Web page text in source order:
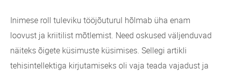
Inimese roll tuleviku tööjõuturul hõlmab üha enam
loovust ja kriitilist mõtlemist. Need oskused väljenduvad
näiteks õigete küsimuste küsimises. Sellegi artikli
tehisintellektiga kirjutamiseks oli vaja teada vajadust ja